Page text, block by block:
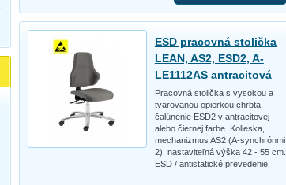
ESD pracovná stolička
LEAN, AS2, ESD2, A-
LE1112AS antracitová
Pracovná stolička s vysokou a
tvarovanou opierkou chrbta,
čalúnenie ESD2 v antracitovej
alebo čiernej farbe. Kolieska,
mechanizmus AS2 (A-synchrónmi
2), nastaviteľná výška 42 - 55 cm.
ESD / antistatické prevedenie.